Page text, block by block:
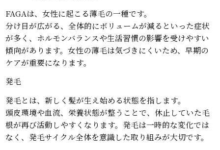
FAGAは、女性に起こる薄毛の一種です。
分け目が広がる、全体的にボリュームが減るといった症状
が多く、ホルモンバランスや生活習慣の影響を受けやすい
傾向があります。女性の薄毛は気づきにくいため、早期の
ケアが重要になります。
発毛
発毛とは、新しく髪が生え始める状態を指します。
頭皮環境や血流、栄養状態が整うことで、休止していた毛
根が再び活動しやすくなります。発毛は一時的な変化では
なく、発毛サイクル全体を意識した取り組みが大切です。